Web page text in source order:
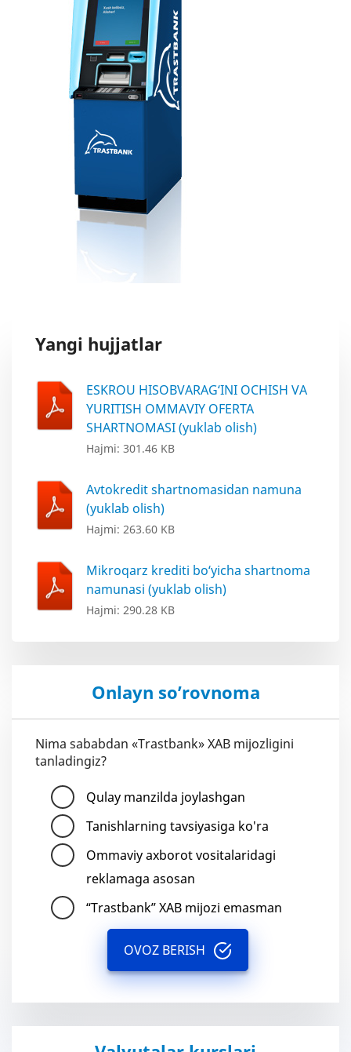
Yangi hujjatlar
ESKROU HISOBVARAG‘INI OCHISH VA
YURITISH OMMAVIY OFERTA
SHARTNOMASI (yuklab olish)
Hajmi: 301.46 KB
Avtokredit shartnomasidan namuna
(yuklab olish)
Hajmi: 263.60 KB
Mikroqarz krediti bo‘yicha shartnoma
namunasi (yuklab olish)
Hajmi: 290.28 KB
Onlayn so’rovnoma
Nima sababdan «Trastbank» XAB mijozligini
tanladingiz?
Qulay manzilda joylashgan
Tanishlarning tavsiyasiga ko'ra
Ommaviy axborot vositalaridagi
reklamaga asosan
“Trastbank” XAB mijozi emasman
OVOZ BERISH